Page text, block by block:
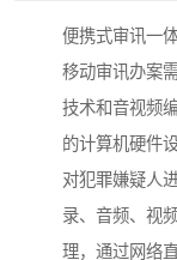
便携式审讯一
移动审讯办案
技术和音视频
的计算机硬件
对犯罪嫌疑人
录、音频、视
理，通过网络